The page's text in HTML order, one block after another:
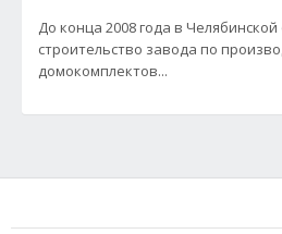
До конца 2008 года в
строительство завода по
домокомплектов...